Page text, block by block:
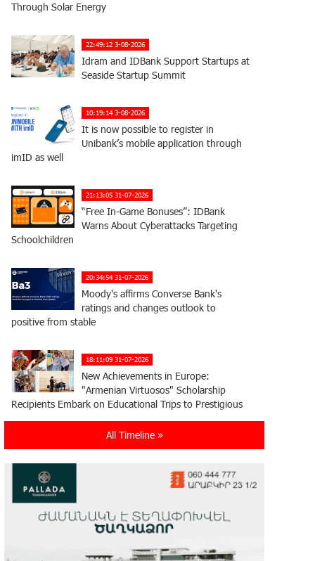
Through Solar Energy
22:49:12 3-08-2026
Idram and IDBank Support Startups at
Seaside Startup Summit
10:19:14 3-08-2026
It is now possible to register in
Unibank’s mobile application through
imID as well
21:13:05 31-07-2026
“Free In-Game Bonuses”: IDBank
Warns About Cyberattacks Targeting
Schoolchildren
20:34:54 31-07-2026
Moody's affirms Converse Bank's
ratings and changes outlook to
positive from stable
18:11:09 31-07-2026
New Achievements in Europe:
"Armenian Virtuosos" Scholarship
Recipients Embark on Educational Trips to Prestigious
Rate.Trading Platform at Seaside
Startup Summit: IDBank Introduces
an Innovative Solution
Khachaturian Rooftop Grand Opening
All Timeline »